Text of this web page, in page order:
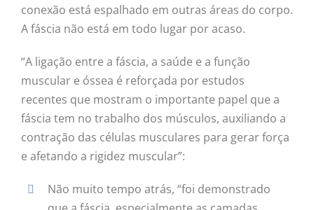
conexão está espalhado em outras áreas do corpo.
A fáscia não está em todo lugar por acaso.
“A ligação entre a fáscia, a saúde e a função
muscular e óssea é reforçada por estudos
recentes que mostram o importante papel que a
fáscia tem no trabalho dos músculos, auxiliando a
contração das células musculares para gerar força
e afetando a rigidez muscular”:
Não muito tempo atrás, “foi demonstrado